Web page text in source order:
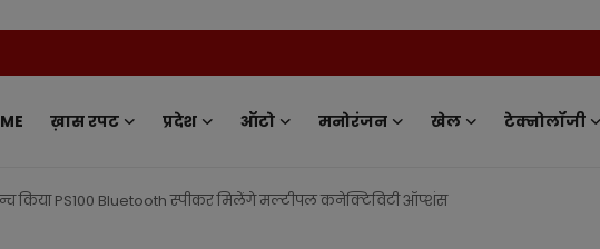
ख़ास रपट प्रदेश ऑटो मनोरंजन खेल टेक्नोलॉजी
किया PS100 Bluetooth स्पीकर मिलेंगे मल्टीपल कनेक्टिविटी ऑप्शंस